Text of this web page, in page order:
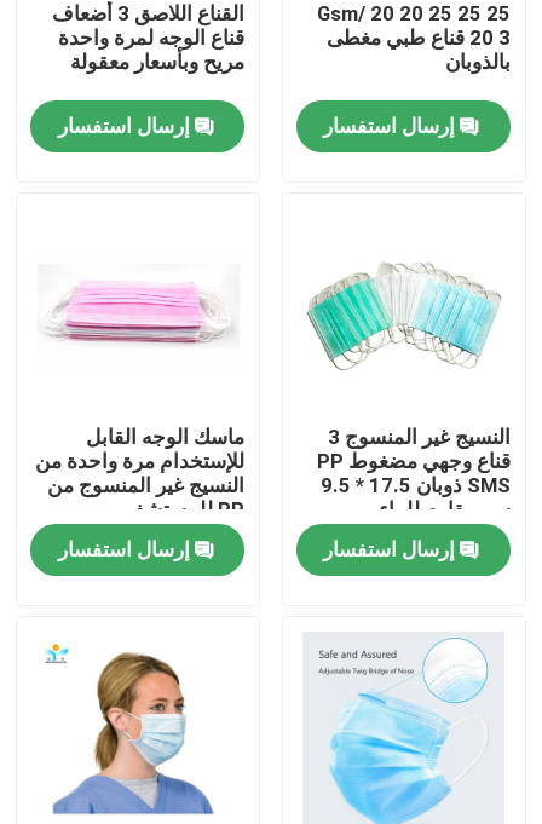
مسكن
معلومات عنا
جولة في المعمل
مراقبة الجودة
اتصل بنا
اطلب اقتباس
ملابس واقية يمكن التخلص منها
بذلات واقية يمكن التخلص منها
معطف واقي يمكن التخلص منه
25 25 25 Gsm/ 20 20
20 3 قناع طبي مغطى
بالذوبان
إرسال استفسار
القناع اللاصق 3 أضعاف
قناع الوجه لمرة واحدة
مريح وبأسعار معقولة
إرسال استفسار
النسيج غير المنسوج 3
قناع وجهي مضغوط PP
SMS ذوبان 17.5 * 9.5
سم مقاوم للماء
إرسال استفسار
ماسك الوجه القابل
للإستخدام مرة واحدة من
النسيج غير المنسوج من
PP للمستشفى
إرسال استفسار